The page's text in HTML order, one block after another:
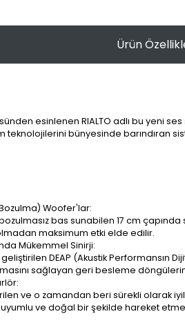
Ürün
esinlenen RIALTO adlı bu yeni
teknolojilerini bünyesinde barındıran
Bozulma) Woofer'lar:
bas sunabilen 17 cm çapında
maksimum etki elde edilir.
Mükemmel Sinirji:
DEAP (Akustik Performansın
sağlayan geri besleme
ve o zamandan beri sürekli olarak
ve doğal bir şekilde hareket